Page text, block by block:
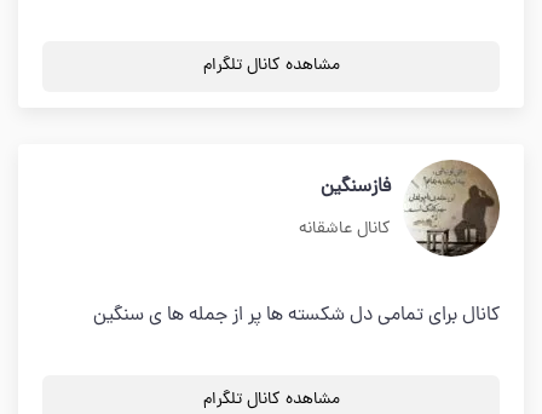
مشاهده کانال تلگرام
فازسنگین
کانال عاشقانه
کانال برای تمامی دل شکسته ها پر از جمله ها ی سنگین
مشاهده کانال تلگرام